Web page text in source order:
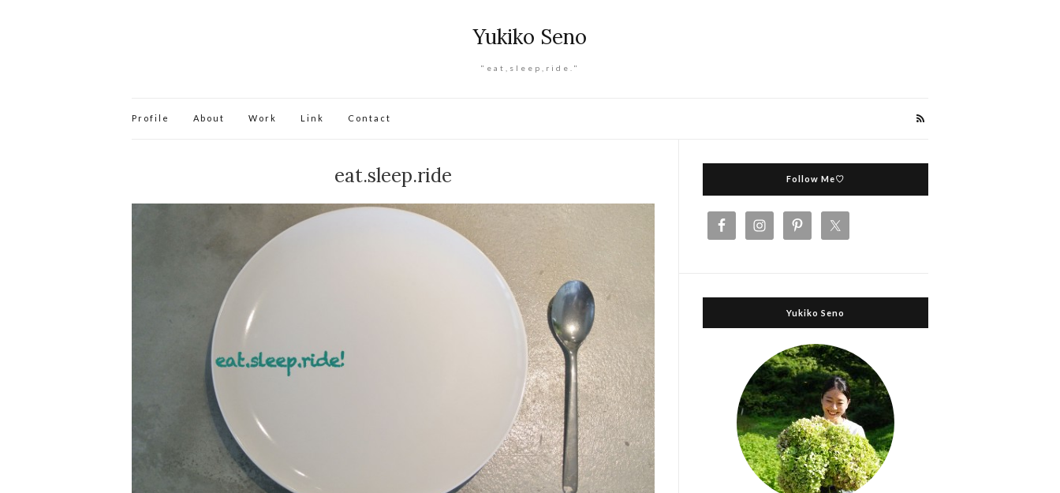
Yukiko Seno
"eat,sleep,ride."
Profile About Work Link Contact
eat.sleep.ride Follow Me♡
Yukiko Seno